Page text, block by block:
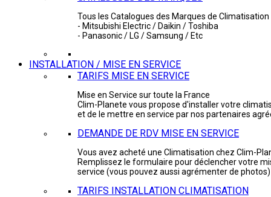
Tous les Catalogues des Marques de Climatisation
- Mitsubishi Electric / Daikin / Toshiba
- Panasonic / LG / Samsung / Etc
INSTALLATION / MISE EN SERVICE
TARIFS MISE EN SERVICE
Mise en Service sur toute la France
Clim-Planete vous propose d'installer votre
et de le mettre en service par nos partenaires
DEMANDE DE RDV MISE EN SERVICE
Vous avez acheté une Climatisation chez Clim-
Remplissez le formulaire pour déclencher votre
service (vous pouvez aussi agrémenter de photos)
TARIFS INSTALLATION CLIMATISATION